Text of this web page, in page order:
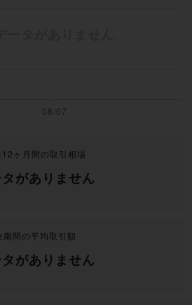
12ヶ月間の取引相場
がありません
期間の平均取引額
がありません